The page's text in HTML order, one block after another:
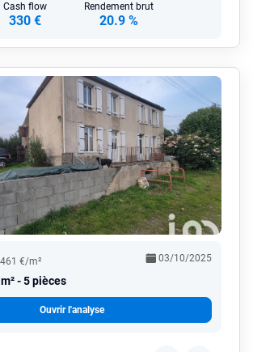
Cash flow
330 €
Rendement brut
20.9 %
461 €/m²
- 5 pièces
03/10/2025
Ouvrir l'analyse